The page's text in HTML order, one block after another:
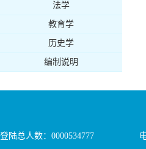
法学
教育学
历史学
编制说明
登陆总人数： 0000534777